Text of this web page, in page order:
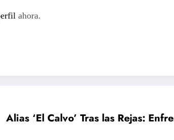
ahora.
Alias ‘El Calvo’ Tras las Rejas: